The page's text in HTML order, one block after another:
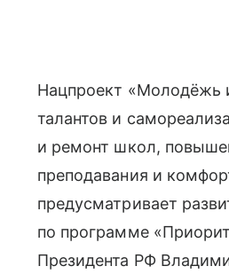
Нацпроект «Молодёжь
талантов и
и ремонт школ,
преподавания и
предусматривает
по программе
Президента РФ